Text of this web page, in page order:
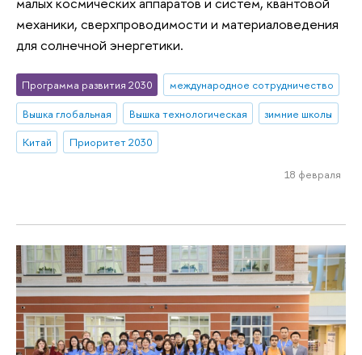
механики, сверхпроводимости и материаловедения
для солнечной энергетики.
Программа развития 2030
международное сотрудничество
Вышка глобальная
Вышка технологическая
зимние школы
Китай
Приоритет 2030
18 февраля